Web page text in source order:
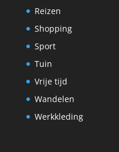
Reizen
Shopping
Sport
Tuin
Vrije tijd
Wandelen
Werkkleding